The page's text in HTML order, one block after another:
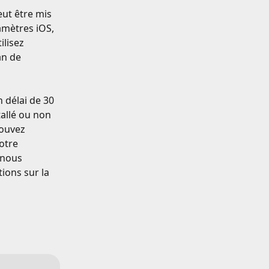
être mis
iOS,
de
délai de 30
ou non
sur la